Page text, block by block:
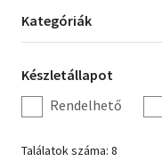
Hobbi, szabadidő
Irodalom
Művészet
Kategória
szűrés
Kategóriák
Készletállapot
szűrés
Készletállapot
Rendelhető
Találatok száma: 8